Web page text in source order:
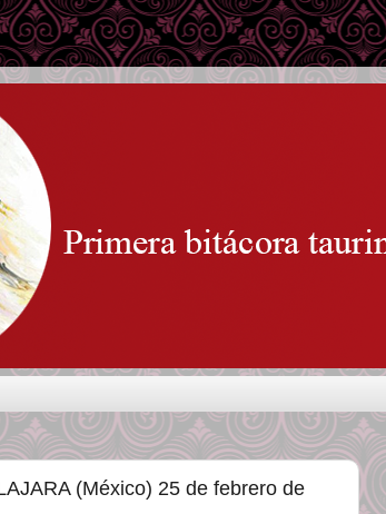
(México) 25 de febrero de